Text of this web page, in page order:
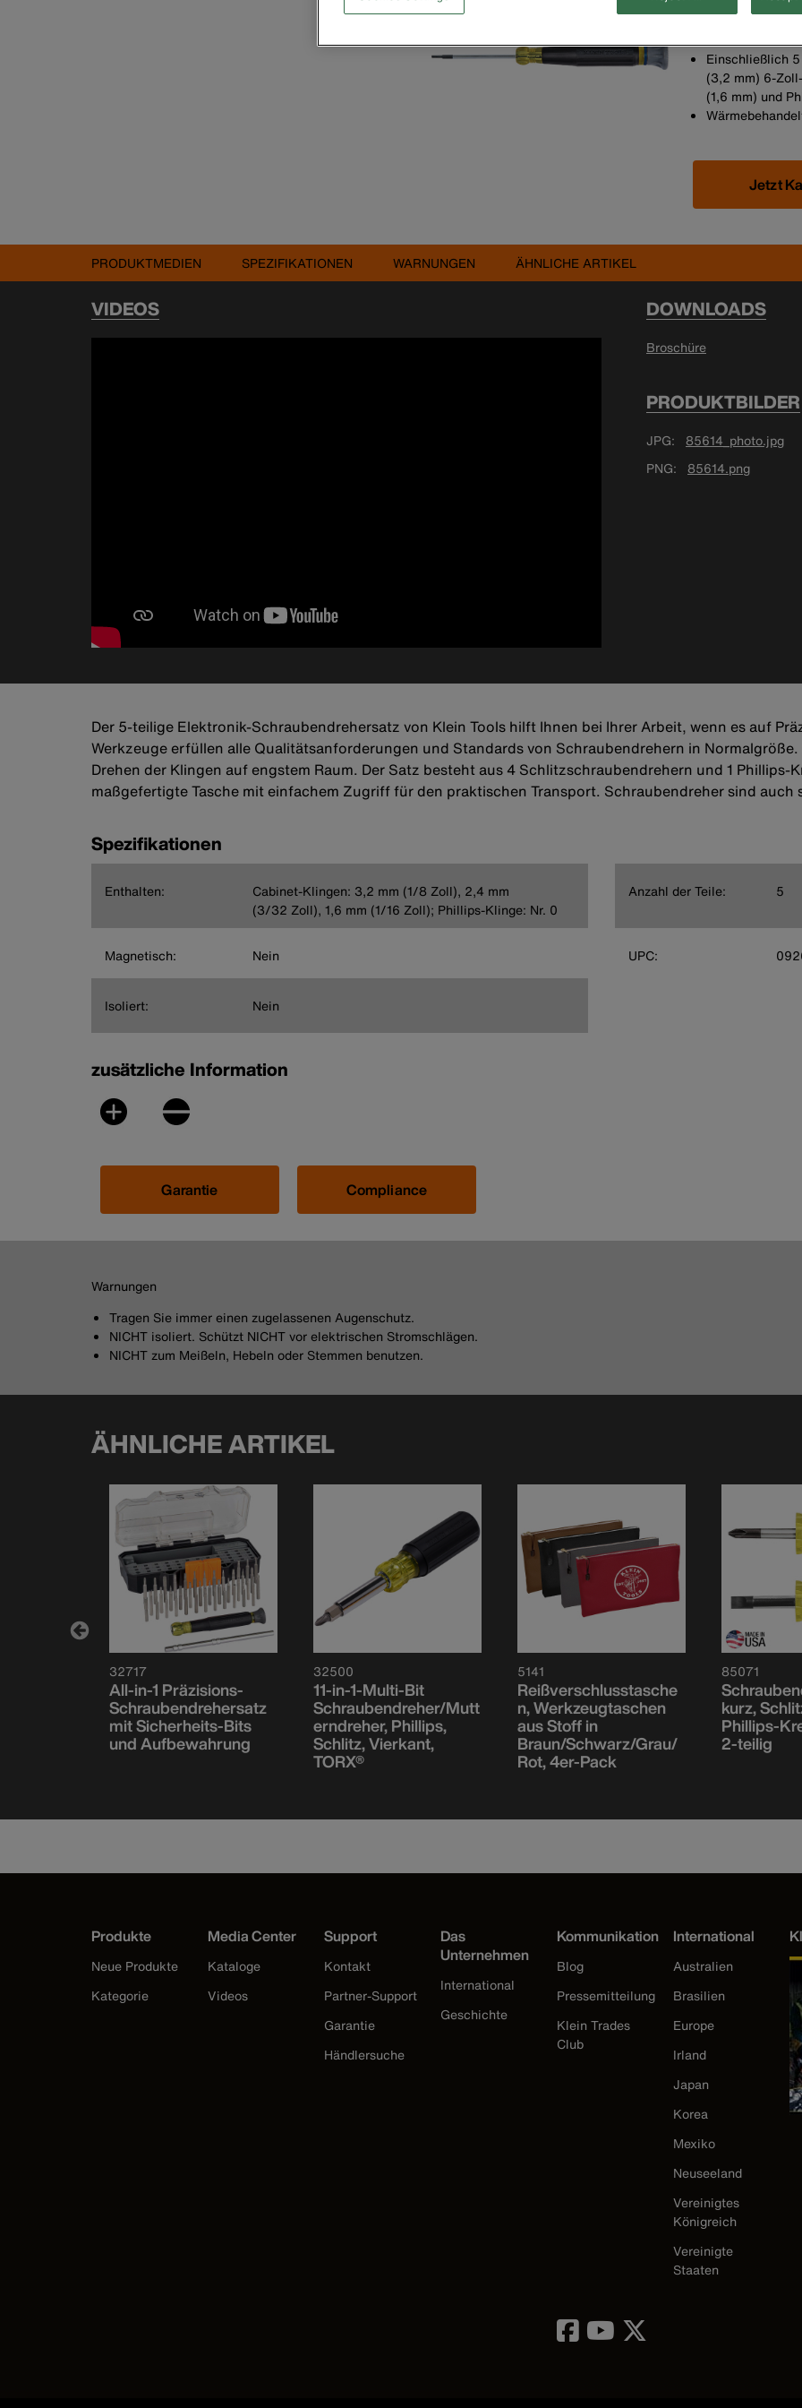
Einschließlich
(3,2 mm) 6-
(1,6 mm) und
Jetzt
PRODUKTMEDIEN SPEZIFIKATIONEN WARNUNGEN ÄHNLICHE ARTIKEL
VIDEOS DOWNLOADS
Broschüre
PRODUKTBILDER
JPG
85614_photo.jpg
PNG
85614.png
Der 5-teilige Elektronik-Schraubendrehersatz von Klein Tools hilft Ihnen bei Ihrer Arbeit, wenn es auf
Werkzeuge erfüllen alle Qualitätsanforderungen und Standards von Schraubendrehern in
Drehen der Klingen auf engstem Raum. Der Satz besteht aus 4 Schlitzschraubendrehern und 1
maßgefertigte Tasche mit einfachem Zugriff für den praktischen Transport. Schraubendreher sind auch
Spezifikationen
Enthalten:
Cabinet-Klingen: 3,2 mm (1/8 Zoll), 2,4 mm
(3/32 Zoll), 1,6 mm (1/16 Zoll); Phillips-Klinge: Nr. 0
Magnetisch: Nein
Isoliert: Nein
Anzahl der Teile: 5
UPC:
zusätzliche Information
Garantie Compliance
Warnungen
Tragen Sie immer einen zugelassenen Augenschutz.
NICHT isoliert. Schützt NICHT vor elektrischen Stromschlägen.
NICHT zum Meißeln, Hebeln oder Stemmen benutzen.
ÄHNLICHE ARTIKEL
32717
All-in-1 Präzisions-
Schraubendrehersatz
mit Sicherheits-Bits
und Aufbewahrung
32500
11-in-1-Multi-Bit
Schraubendreher/Mutt
erndreher, Phillips,
Schlitz, Vierkant,
TORX®
5141
Reißverschlusstasche
n, Werkzeugtaschen
aus Stoff in
Braun/Schwarz/Grau/
Rot, 4er-Pack
85071
kurz,
Phillips-
2-teilig
Produkte
Neue Produkte
Kategorie
Media Center
Kataloge
Videos
Support
Kontakt
Partner-Support
Garantie
Händlersuche
Das
Unternehmen
International
Geschichte
Kommunikation
Blog
Pressemitteilung
Klein Trades
Club
International
Australien
Brasilien
Europe
Irland
Japan
Korea
Mexiko
Neuseeland
Vereinigtes
Königreich
Vereinigte
Staaten